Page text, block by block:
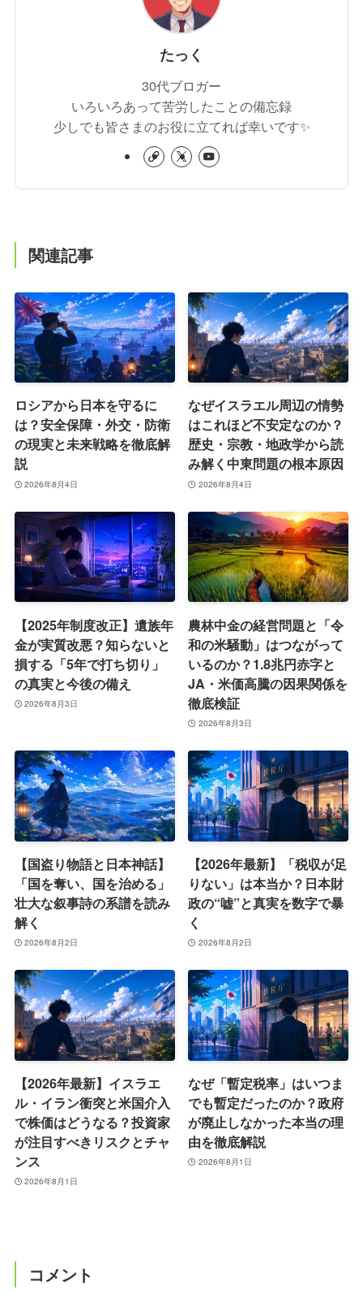
たっく
30代ブロガー
いろいろあって苦労したことの備忘録
少しでも皆さまのお役に立てれば幸いです✨
関連記事
ロシアから日本を守るに
は？安全保障・外交・防衛
の現実と未来戦略を徹底解
説
2026年8月4日
なぜイスラエル周辺の情勢
はこれほど不安定なのか？
歴史・宗教・地政学から読
み解く中東問題の根本原因
2026年8月4日
【2025年制度改正】遺族年
金が実質改悪？知らないと
損する「5年で打ち切り」
の真実と今後の備え
2026年8月3日
農林中金の経営問題と「令
和の米騒動」はつながって
いるのか？1.8兆円赤字と
JA・米価高騰の因果関係を
徹底検証
2026年8月3日
【国盗り物語と日本神話】
「国を奪い、国を治める」
壮大な叙事詩の系譜を読み
解く
2026年8月2日
【2026年最新】「税収が足
りない」は本当か？日本財
政の“嘘”と真実を数字で暴
く
2026年8月2日
【2026年最新】イスラエ
ル・イラン衝突と米国介入
で株価はどうなる？投資家
が注目すべきリスクとチャ
ンス
2026年8月1日
なぜ「暫定税率」はいつま
でも暫定だったのか？政府
が廃止しなかった本当の理
由を徹底解説
2026年8月1日
コメント